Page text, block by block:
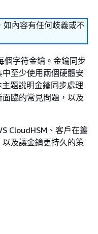
如內容有任何歧義或不
個字符金鑰。金鑰同步
至少使用兩個硬體安
題說明金鑰同步處理
臨的常見問題，以及
CloudHSM、客戶在叢
及讓金鑰更持久的策